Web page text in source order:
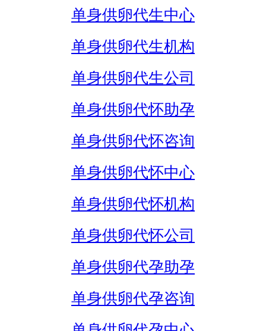
单身供卵代生中心
单身供卵代生机构
单身供卵代生公司
单身供卵代怀助孕
单身供卵代怀咨询
单身供卵代怀中心
单身供卵代怀机构
单身供卵代怀公司
单身供卵代孕助孕
单身供卵代孕咨询